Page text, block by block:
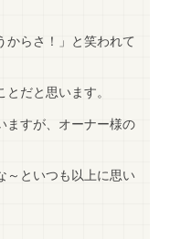
からさ！」と笑われて
だと思います。
ますが、オーナー様の
～といつも以上に思い